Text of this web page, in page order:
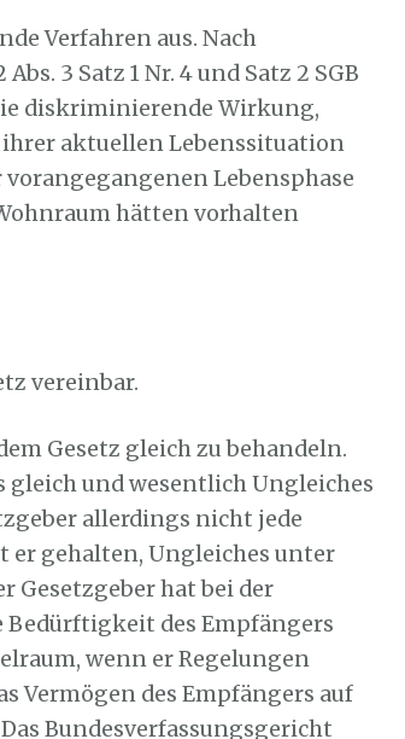
Verfahren aus. Nach
3 Satz 1 Nr. 4 und Satz 2 SGB
diskriminierende Wirkung,
aktuellen Lebenssituation
Lebensphase
hätten vorhalten
vereinbar.
Gesetz gleich zu behandeln.
gleich und wesentlich Ungleiches
allerdings nicht jede
er gehalten, Ungleiches unter
Gesetzgeber hat bei der
Bedürftigkeit des Empfängers
wenn er Regelungen
Vermögen des Empfängers auf
Bundesverfassungsgericht